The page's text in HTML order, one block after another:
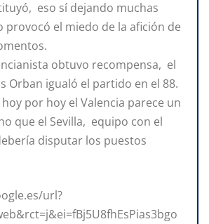
eso sí dejando muchas
provocó el miedo de la afición de
obtuvo recompensa, el
Orban igualó el partido en el 88.
por hoy el Valencia parece un
que el Sevilla, equipo con el
disputar los puestos
url?